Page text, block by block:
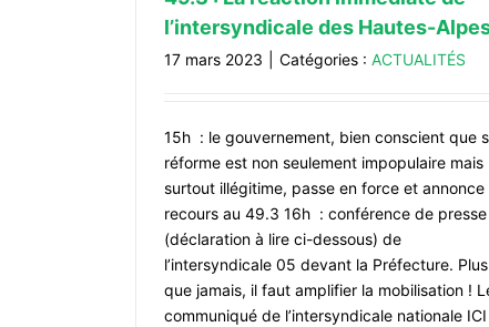
l’intersyndicale des Hautes-
17 mars 2023 Catégories : ACTUALITÉS
15h : le gouvernement, bien conscient que
réforme est non seulement impopulaire mais
surtout illégitime, passe en force et annonce
recours au 49.3 16h : conférence de presse
(déclaration à lire ci-dessous) de
l’intersyndicale 05 devant la Préfecture. Plus
que jamais, il faut amplifier la mobilisation !
communiqué de l’intersyndicale nationale ICI